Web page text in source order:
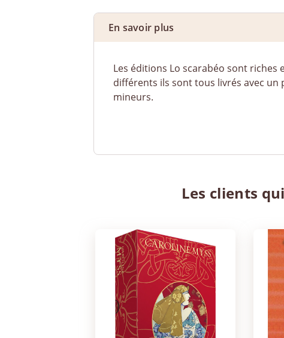
En savoir plus
Les éditions Lo scarabéo sont
différents ils sont tous livrés avec
mineurs.
Les clients